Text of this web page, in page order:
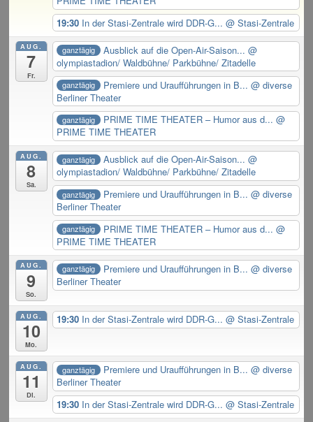
19:30 In der Stasi-Zentrale wird DDR-G...@ Stasi-Zentrale
AUG.
7
Fr.
ganztägig Ausblick auf die Open-Air-Saison... @
olympiastadion/ Waldbühne/ Parkbühne/ Zitadelle
ganztägig Premiere und Uraufführungen in B... @ diverse
Berliner Theater
ganztägig PRIME TIME THEATER – Humor aus d... @
PRIME TIME THEATER
AUG.
8
Sa.
ganztägig Ausblick auf die Open-Air-Saison... @
olympiastadion/ Waldbühne/ Parkbühne/ Zitadelle
ganztägig Premiere und Uraufführungen in B... @ diverse
Berliner Theater
ganztägig PRIME TIME THEATER – Humor aus d... @
PRIME TIME THEATER
AUG.
9
So.
ganztägig Premiere und Uraufführungen in B... @ diverse
Berliner Theater
AUG.
10
Mo.
19:30 In der Stasi-Zentrale wird DDR-G...@ Stasi-Zentrale
AUG.
11
Di.
ganztägig Premiere und Uraufführungen in B... @ diverse
Berliner Theater
19:30 In der Stasi-Zentrale wird DDR-G...@ Stasi-Zentrale